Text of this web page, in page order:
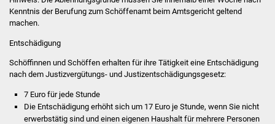
Industriekultur
Senioren
Stadtseniorenrat
Kenntnis der Berufung zum Schöffenamt beim Amtsgericht geltend
machen.
Entschädigung
Schöffinnen und Schöffen erhalten für ihre Tätigkeit eine Entschädigung
nach dem Justizvergütungs- und Justizentschädigungsgesetz:
7 Euro für jede Stunde
Die Entschädigung erhöht sich um 17 Euro je Stunde, wenn Sie nicht
erwerbstätig sind und einen eigenen Haushalt für mehrere Personen